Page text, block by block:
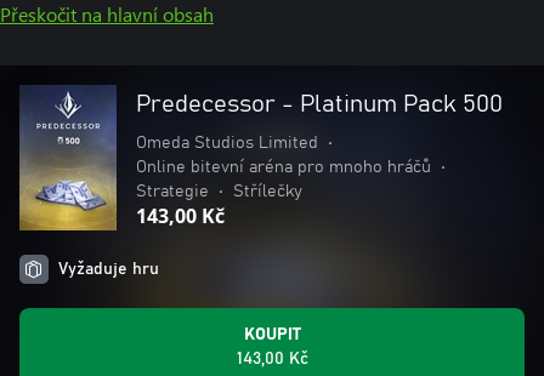
Přeskočit na hlavní obsah
Predecessor - Platinum Pack 500
Omeda Studios Limited
•
Online bitevní aréna pro mnoho hráčů
•
Strategie
• Střílečky
143,00 Kč
Vyžaduje hru
KOUPIT
143,00 Kč